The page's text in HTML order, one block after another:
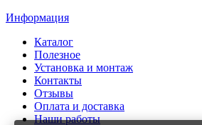
Информация
Каталог
Полезное
Установка и монтаж
Контакты
Отзывы
Оплата и доставка
Наши работы